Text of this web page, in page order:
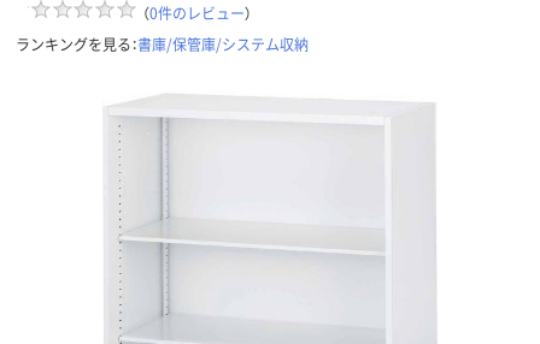
（0件のレビュー）
ランキングを見る：書庫/保管庫/システム収納